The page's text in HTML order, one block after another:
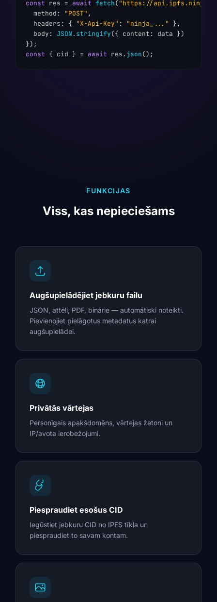
const res = await fetch("https://api.ipfs.ninja/
  method:
"POST" ,
  headers: {
"X-Api-Key" : "ninja_..."
},
  body:
JSON . stringify({ content: data })
const { cid } = await res. json();
FUNKCIJAS
Viss, kas nepieciešams
Augšupielādējiet jebkuru failu
JSON, attēli, PDF, binārie — automātiski noteikti.
Pievienojiet pielāgotus metadatus katrai
augšupielādei.
Privātās vārtejas
Personīgais apakšdomēns, vārtejas žetoni un
IP/avota ierobežojumi.
Piespraudiet esošus CID
Iegūstiet jebkuru CID no IPFS tīkla un
piespraudiet to savam kontam.